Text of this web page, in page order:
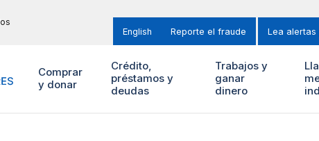
English Reporte el fraude Lea alertas
Comprar
y donar
Crédito,
préstamos y
deudas
Trabajos y
ganar
dinero